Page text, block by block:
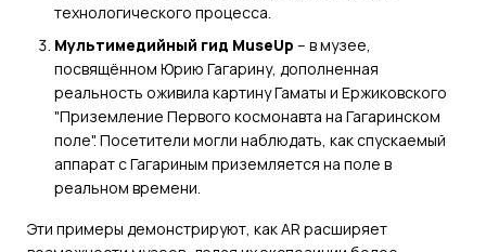
технологического процесса.
Мультимедийный гид MuseUp – в музее,
посвящённом Юрию Гагарину, дополненная
реальность оживила картину Гаматы и Ержиковского
"Приземление Первого космонавта на Гагаринском
поле". Посетители могли наблюдать, как спускаемый
аппарат с Гагариным приземляется на поле в
реальном времени.
Эти примеры демонстрируют, как AR расширяет